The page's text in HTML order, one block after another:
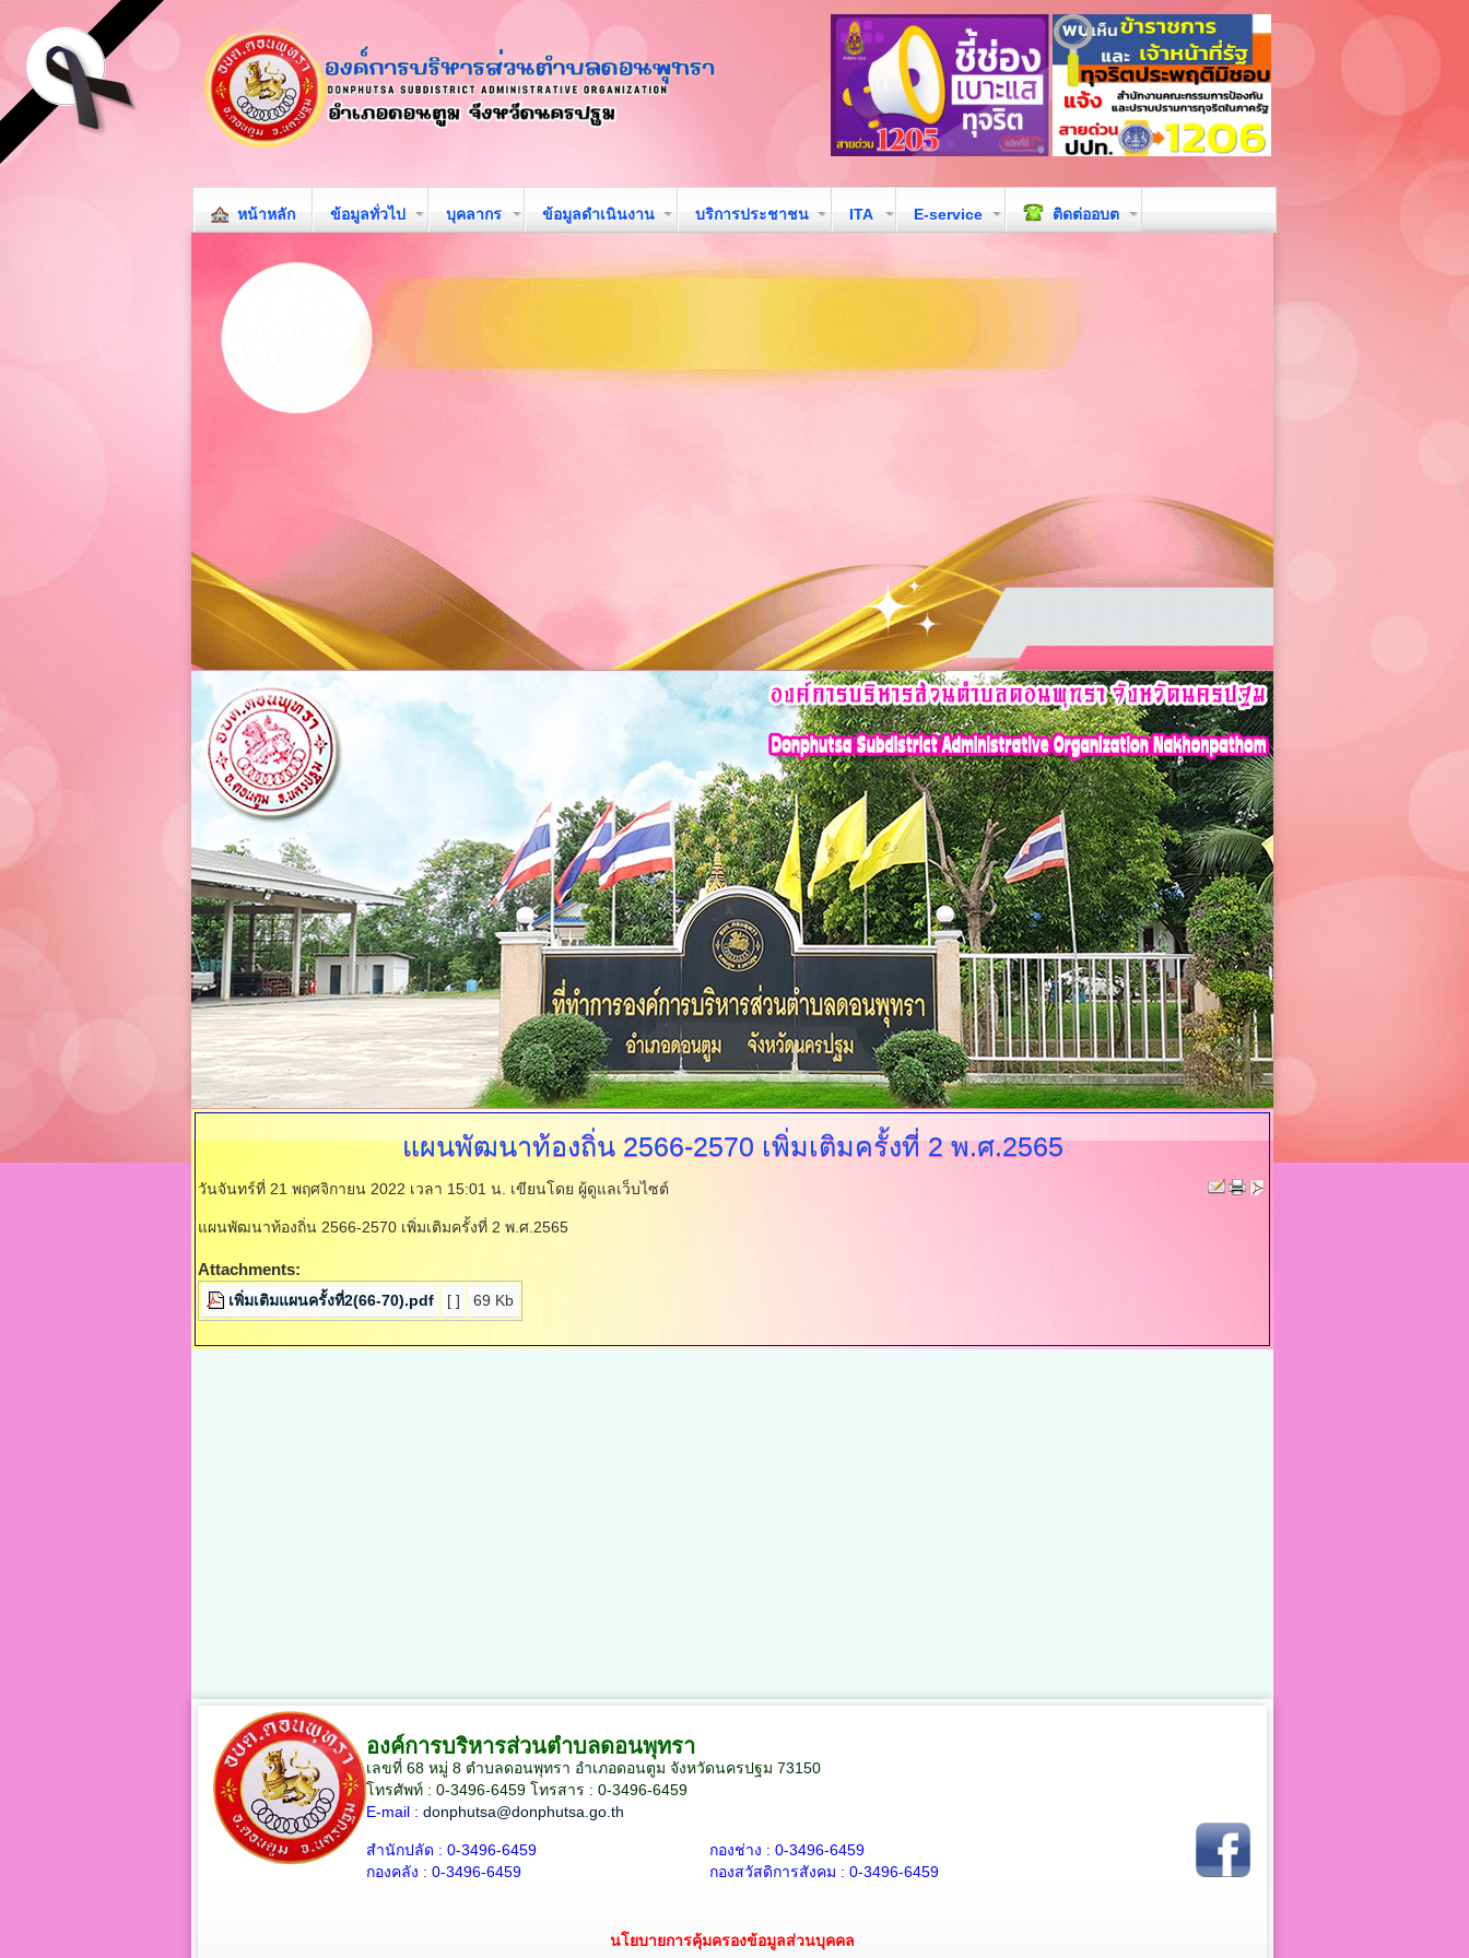
หน้าหลัก ข้อมูลทั่วไป บุคลากร ข้อมูลดำเนินงาน บริการประชาชน ITA E-service ติดต่ออบต
แผนพัฒนาท้องถิ่น2566-2570 เพิ่มเติมครั้งที่ 2 พ.ศ.2565
วันจันทร์ที่ 21 พฤศจิกายน 2022 เวลา 15:01 น. เขียนโดย ผู้ดูแลเว็บไซต์
แผนพัฒนาท้องถิ่น 2566-2570 เพิ่มเติมครั้งที่ 2 พ.ศ.2565
Attachments:
เพิ่มเติมแผนครั้งที่2(66-70).pdf [ ] 69 Kb
องค์การบริหารส่วนตำบลดอนพุทรา
เลขที่ 68 หมู่ 8 ตำบลดอนพุทรา อำเภอดอนตูม จังหวัดนครปฐม 73150
โทรศัพท์ : 0-3496-6459 โทรสาร : 0-3496-6459
E-mail : donphutsa@donphutsa.go.th
สำนักปลัด : 0-3496-6459
กองคลัง : 0-3496-6459
กองช่าง : 0-3496-6459
กองสวัสดิการสังคม : 0-3496-6459
นโยบายการคุ้มครองข้อมูลส่วนบุคคล